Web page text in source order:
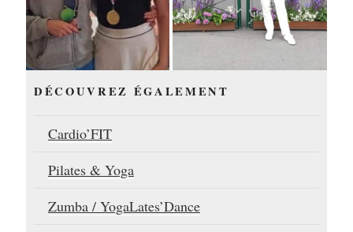
DÉCOUVREZ ÉGALEMENT
Cardio’FIT
Pilates & Yoga
Zumba / YogaLates’Dance